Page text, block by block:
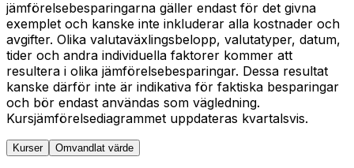
jämförelsebesparingarna gäller endast för det givna
exemplet och kanske inte inkluderar alla kostnader och
avgifter. Olika valutaväxlingsbelopp, valutatyper, datum,
tider och andra individuella faktorer kommer att
resultera i olika jämförelsebesparingar. Dessa resultat
kanske därför inte är indikativa för faktiska besparingar
och bör endast användas som vägledning.
Kursjämförelsediagrammet uppdateras kvartalsvis.
Kurser Omvandlat värde